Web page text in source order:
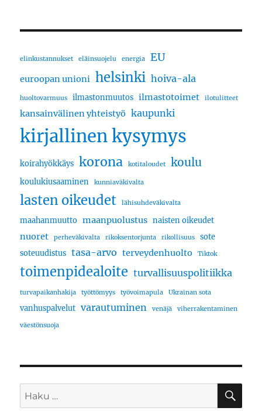
elinkustannukset eläinsuojelu energia EU
euroopan unioni helsinki hoiva-ala
huoltovarmuus ilmastonmuutos ilmastotoimet ilotulitteet
kansainvälinen yhteistyö kaupunki
kirjallinen kysymys
koirahyökkäys korona kotitaloudet koulu
koulukiusaaminen kunniaväkivalta
lasten oikeudet lähisuhdeväkivalta
maahanmuutto maanpuolustus naisten oikeudet
nuoret perheväkivalta rikoksentorjunta rikollisuus
sote
soteuudistus tasa-arvo terveydenhuolto Tiktok
toimenpidealoite turvallisuuspolitiikka
turvapaikanhakija työttömyys työvoimapula Ukrainan sota
vanhuspalvelut varautuminen venäjä viherrakentaminen
väestönsuoja
Etsi: